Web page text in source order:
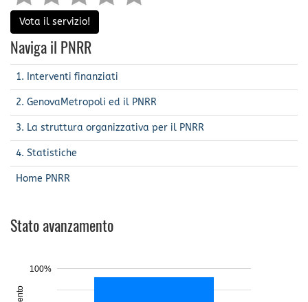
Vota il servizio!
Naviga il PNRR
1. Interventi finanziati
2. GenovaMetropoli ed il PNRR
3. La struttura organizzativa per il PNRR
4. Statistiche
Home PNRR
Stato avanzamento
100%